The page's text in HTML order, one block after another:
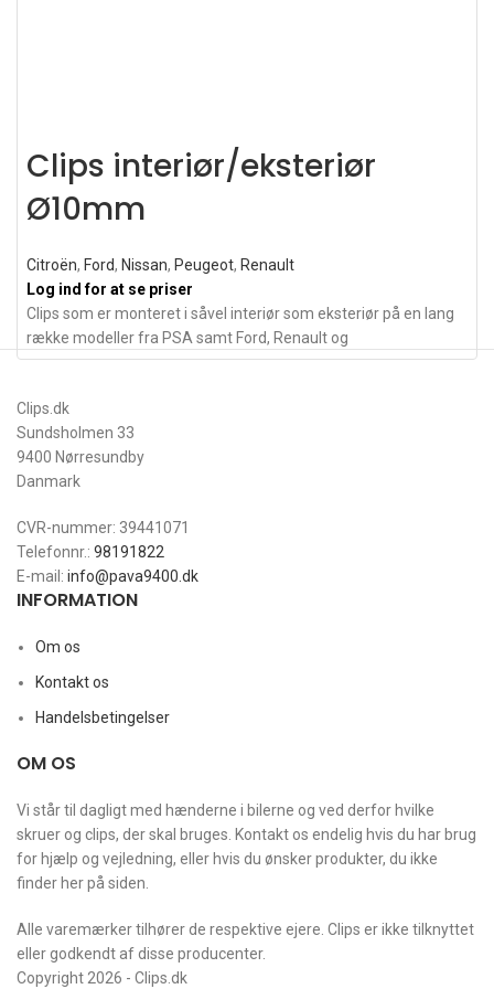
Clips interiør/eksteriør
Ø10mm
Citroën, Ford, Nissan, Peugeot, Renault
Log ind for at se priser
Clips som er monteret i såvel interiør som eksteriør på en lang
række modeller fra PSA samt Ford, Renault og
Clips.dk
Sundsholmen 33
9400 Nørresundby
Danmark
CVR-nummer: 39441071
Telefonnr.: 98191822
E-mail: info@pava9400.dk
INFORMATION
Om os
Kontakt os
Handelsbetingelser
OM OS
Vi står til dagligt med hænderne i bilerne og ved derfor hvilke
skruer og clips, der skal bruges. Kontakt os endelig hvis du har brug
for hjælp og vejledning, eller hvis du ønsker produkter, du ikke
finder her på siden.
Alle varemærker tilhører de respektive ejere. Clips er ikke tilknyttet
eller godkendt af disse producenter.
Copyright 2026 - Clips.dk